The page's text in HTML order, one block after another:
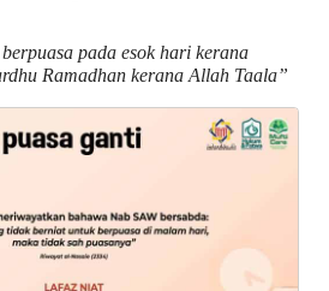
pada esok hari kerana
Ramadhan kerana Allah Taala”